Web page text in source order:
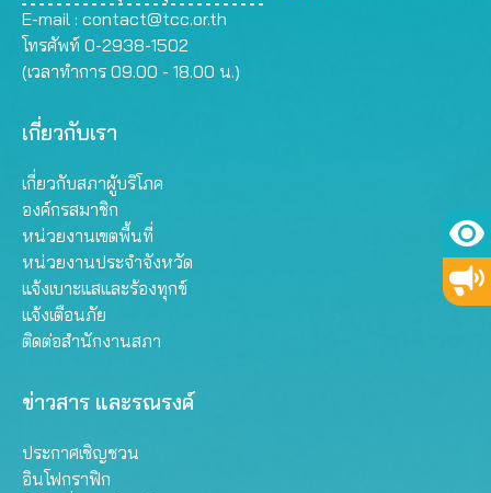
E-mail : contact@tcc.or.th
โทรศัพท์ 0-2938-1502
(เวลาทำการ 09.00 - 18.00 น.)
เกี่ยวกับเรา
เกี่ยวกับสภาผู้บริโภค
องค์กรสมาชิก
หน่วยงานเขตพื้นที่
หน่วยงานประจำจังหวัด
แจ้งเบาะแสและร้องทุกข์
แจ้งเตือนภัย
ติดต่อสำนักงานสภา
ข่าวสาร และรณรงค์
ประกาศเชิญชวน
อินโฟกราฟิก